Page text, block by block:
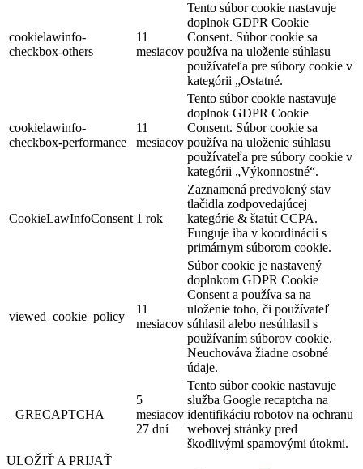
cookielawinfo-
checkbox-others
11
mesiacov
Tento súbor cookie nastavuje
doplnok GDPR Cookie
Consent. Súbor cookie sa
používa na uloženie súhlasu
používateľa pre súbory cookie v
kategórii „Ostatné.
cookielawinfo-
checkbox-performance
11
mesiacov
Tento súbor cookie nastavuje
doplnok GDPR Cookie
Consent. Súbor cookie sa
používa na uloženie súhlasu
používateľa pre súbory cookie v
kategórii „Výkonnostné“.
CookieLawInfoConsent 1 rok
Zaznamená predvolený stav
tlačidla zodpovedajúcej
kategórie & štatút CCPA.
Funguje iba v koordinácii s
primárnym súborom cookie.
viewed_cookie_policy
11
mesiacov
Súbor cookie je nastavený
doplnkom GDPR Cookie
Consent a používa sa na
uloženie toho, či používateľ
súhlasil alebo nesúhlasil s
používaním súborov cookie.
Neuchováva žiadne osobné
údaje.
_GRECAPTCHA
5
mesiacov
27 dní
Tento súbor cookie nastavuje
služba Google recaptcha na
identifikáciu robotov na ochranu
webovej stránky pred
škodlivými spamovými útokmi.
ULOŽIŤ A PRIJAŤ